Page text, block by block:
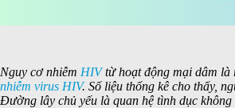
Nguy cơ nhiễm HIVtừ hoạt động mại dâm là
nhiễm virus HIV. Số liệu thống kê cho thấy,
Đường lây chủ yếu là quan hệ tình dục